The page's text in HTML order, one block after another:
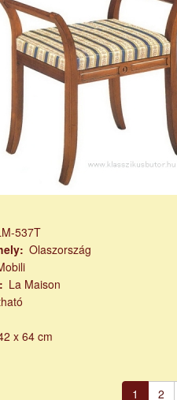
537T
Olaszország
La Maison
x 64 cm
Jelenlegi
1 Page
2